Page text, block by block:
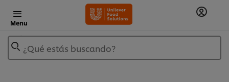
Menu
¿Qué estás buscando?